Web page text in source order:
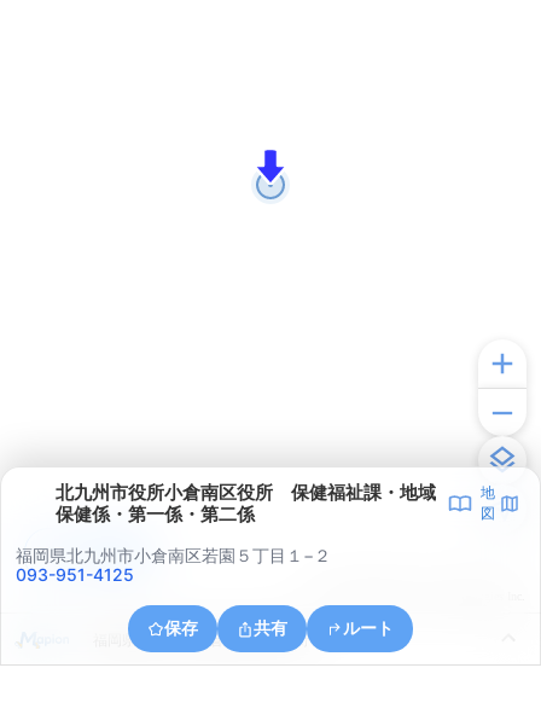
北九州市役所小倉南区役所 保健福祉課・地域
保健係・第一係・第二係
地
図
福岡県北九州市小倉南区若園５丁目１−２
093-951-4125
保存 共有 ルート
福岡県北九州市小倉南区大字長野
アプリで見る